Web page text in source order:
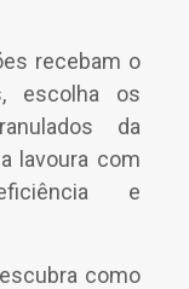
recebam o
escolha os
da
lavoura com
e
como